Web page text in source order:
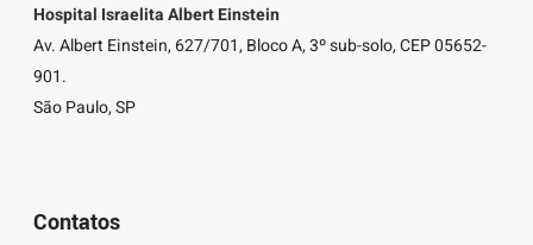
Hospital Israelita Albert Einstein
Av. Albert Einstein, 627/701, Bloco A, 3º sub-solo, CEP 05652-
901.
São Paulo, SP
Contatos